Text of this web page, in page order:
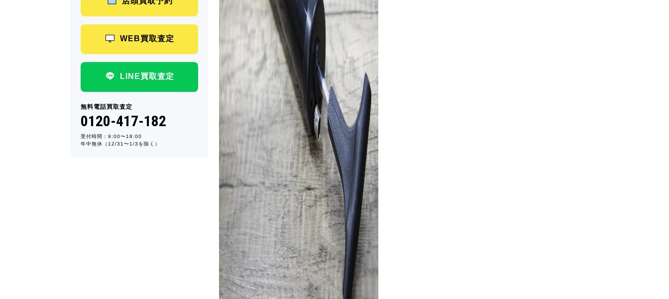
WEB買取査定
LINE買取査定
無料電話買取査定
0120-417-182
受付時間：9:00〜18:00
年中無休（12/31〜1/3を除く）